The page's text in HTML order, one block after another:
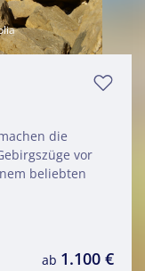
die
vor
beliebten
ab 1.100 €